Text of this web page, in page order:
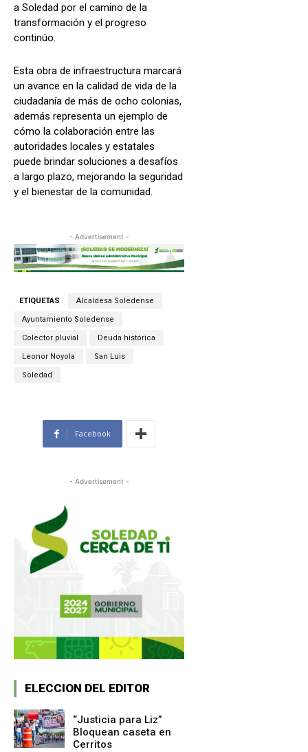
a Soledad por el camino de la
transformación y el progreso
continúo.
Esta obra de infraestructura marcará
un avance en la calidad de vida de la
ciudadanía de más de ocho colonias,
además representa un ejemplo de
cómo la colaboración entre las
autoridades locales y estatales
puede brindar soluciones a desafíos
a largo plazo, mejorando la seguridad
y el bienestar de la comunidad.
- Advertisement -
ETIQUETAS Alcaldesa Soledense
Ayuntamiento Soledense
Colector pluvial Deuda histórica
Leonor Noyola San Luis
Soledad
Facebook
- Advertisement -
ELECCION DEL EDITOR
“Justicia para Liz”
Bloquean caseta en
Cerritos